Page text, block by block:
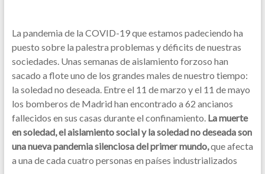
La pandemia de la COVID-19 que estamos padeciendo ha
puesto sobre la palestra problemas y déficits de nuestras
sociedades. Unas semanas de aislamiento forzoso han
sacado a flote uno de los grandes males de nuestro tiempo:
la soledad no deseada. Entre el 11 de marzo y el 11 de mayo
los bomberos de Madrid han encontrado a 62 ancianos
fallecidos en sus casas durante el confinamiento. La muerte
en soledad, el aislamiento social y la soledad no deseada son
una nueva pandemia silenciosa del primer mundo,que afecta
a una de cada cuatro personas en países industrializados